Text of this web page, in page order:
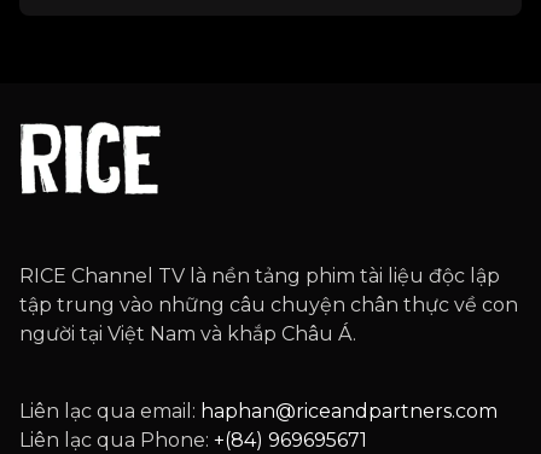
RICE Channel TV là nền tảng phim tài liệu độc lập
tập trung vào những câu chuyện chân thực về con
người tại Việt Nam và khắp Châu Á.
Liên lạc qua email: haphan@riceandpartners.com
Liên lạc qua Phone: +(84) 969695671